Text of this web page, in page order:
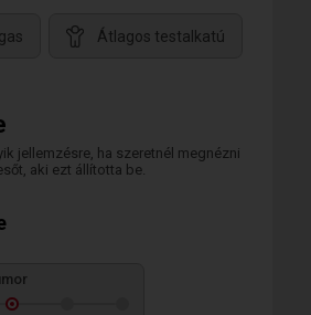
Átlagos testalkatú
jellemzésre, ha szeretnél megnézni
aki ezt állította be.